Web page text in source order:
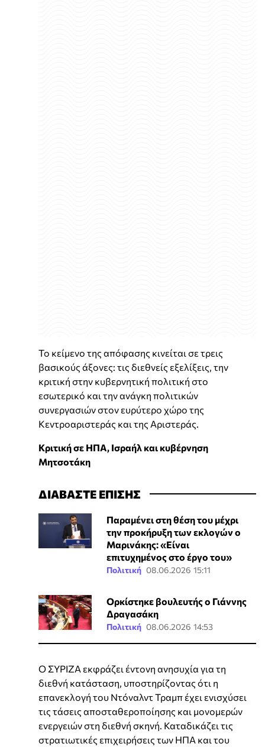
Το κείμενο της απόφασης κινείται σε τρεις
βασικούς άξονες: τις διεθνείς εξελίξεις, την
κριτική στην κυβερνητική πολιτική στο
εσωτερικό και την ανάγκη πολιτικών
συνεργασιών στον ευρύτερο χώρο της
Κεντροαριστεράς και της Αριστεράς.
Κριτική σε ΗΠΑ, Ισραήλ και κυβέρνηση
Μητσοτάκη
ΔΙΑΒΑΣΤΕ ΕΠΙΣΗΣ
Παραμένει στη θέση του μέχρι
την προκήρυξη των εκλογών ο
Μαρινάκης: «Είναι
επιτυχημένος στο έργο του»
Πολιτική 08.06.2026 15:11
Ορκίστηκε βουλευτής ο Γιάννης
Δραγασάκη
Πολιτική 08.06.2026 14:53
Ο ΣΥΡΙΖΑ εκφράζει έντονη ανησυχία για τη
διεθνή κατάσταση, υποστηρίζοντας ότι η
επανεκλογή του Ντόναλντ Τραμπ έχει ενισχύσει
τις τάσεις αποσταθεροποίησης και μονομερών
ενεργειών στη διεθνή σκηνή. Καταδικάζει τις
στρατιωτικές επιχειρήσεις των ΗΠΑ και του